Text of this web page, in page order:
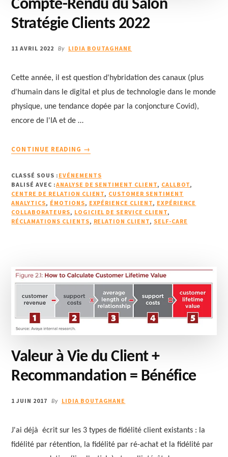
Compte-Rendu du Salon
Stratégie Clients 2022
11 AVRIL 2022 By LIDIA BOUTAGHANE
Cette année, il est question d'hybridation des canaux (plus
d'humain dans le digital et plus de technologie dans le monde
physique, une tendance dopée par la conjoncture Covid),
encore de l'IA et de …
CONTINUE READING
DU
SALON
STRATÉGIE
CLIENTS
2022
→
CLASSÉ SOUS : EVÉNEMENTS
BALISÉ AVEC :ANALYSE DE SENTIMENT CLIENT, CALLBOT,
CENTRE DE RELATION CLIENT, CUSTOMER SENTIMENT
ANALYTICS, ÉMOTIONS, EXPÉRIENCE CLIENT, EXPÉRIENCE
COLLABORATEURS, LOGICIEL DE SERVICE CLIENT,
RÉCLAMATIONS CLIENTS, RELATION CLIENT, SELF-CARE
Valeur à Vie du Client +
Recommandation = Bénéfice
1 JUIN 2017 By LIDIA BOUTAGHANE
J'ai déjà écrit sur les 3 types de fidélité client existants : la
fidélité par rétention, la fidélité par ré-achat et la fidélité par